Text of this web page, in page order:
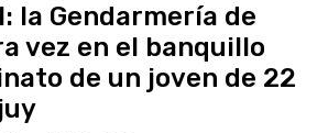
la Gendarmería de
vez en el banquillo
de un joven de 22